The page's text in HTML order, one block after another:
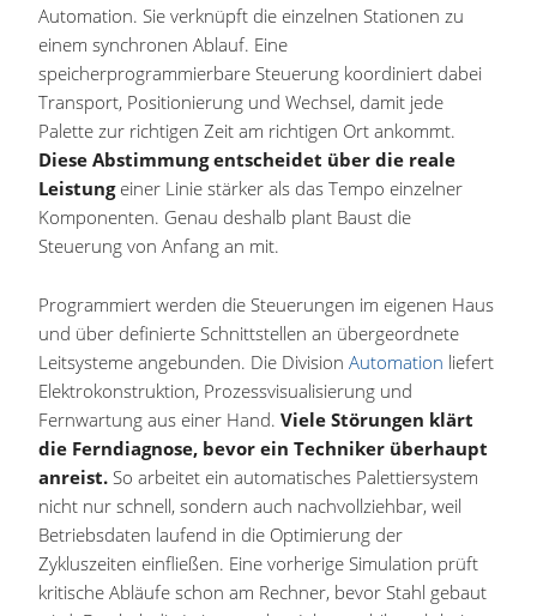
Automation. Sie verknüpft die einzelnen Stationen zu
einem synchronen Ablauf. Eine
speicherprogrammierbare Steuerung koordiniert dabei
Transport, Positionierung und Wechsel, damit jede
Palette zur richtigen Zeit am richtigen Ort ankommt.
Diese Abstimmung entscheidet über die reale
Leistungeiner Linie stärker als das Tempo einzelner
Komponenten. Genau deshalb plant Baust die
Steuerung von Anfang an mit.
Programmiert werden die Steuerungen im eigenen Haus
und über definierte Schnittstellen an übergeordnete
Leitsysteme angebunden. Die Division Automation liefert
Elektrokonstruktion, Prozessvisualisierung und
Fernwartung aus einer Hand. Viele Störungen klärt
die Ferndiagnose, bevor ein Techniker überhaupt
anreist. So arbeitet ein automatisches Palettiersystem
nicht nur schnell, sondern auch nachvollziehbar, weil
Betriebsdaten laufend in die Optimierung der
Zykluszeiten einfließen. Eine vorherige Simulation prüft
kritische Abläufe schon am Rechner, bevor Stahl gebaut